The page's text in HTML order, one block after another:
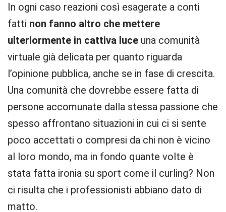
In ogni caso reazioni così esagerate a conti
fatti non fanno altro che mettere
ulteriormente in cattiva luce una comunità
virtuale già delicata per quanto riguarda
l’opinione pubblica, anche se in fase di crescita.
Una comunità che dovrebbe essere fatta di
persone accomunate dalla stessa passione che
spesso affrontano situazioni in cui ci si sente
poco accettati o compresi da chi non è vicino
al loro mondo, ma in fondo quante volte è
stata fatta ironia su sport come il curling? Non
ci risulta che i professionisti abbiano dato di
matto.